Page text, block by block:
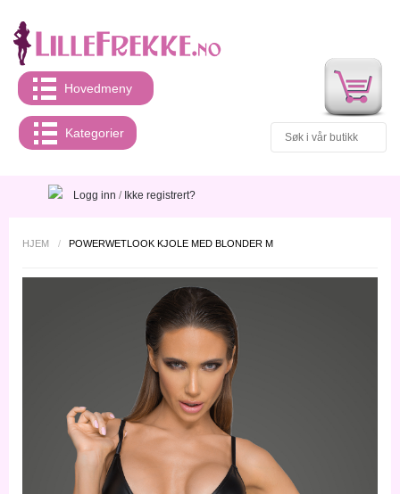
Hovedmeny
Kategorier
Logg inn / Ikke registrert?
HJEM / POWERWETLOOK KJOLE MED BLONDER M